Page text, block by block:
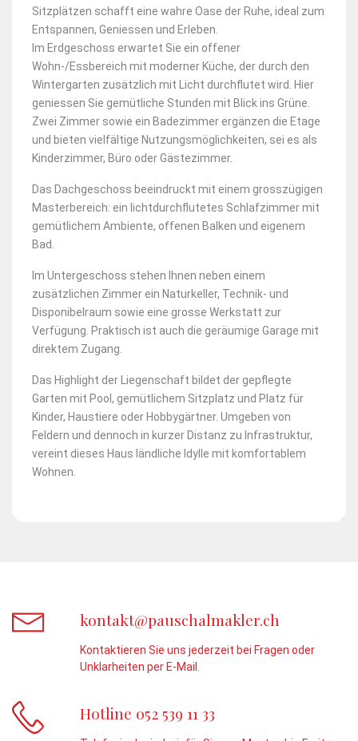
Sitzplätzen schafft eine wahre Oase der Ruhe, ideal zum
Entspannen, Geniessen und Erleben.
Im Erdgeschoss erwartet Sie ein offener
Wohn-/Essbereich mit moderner Küche, der durch den
Wintergarten zusätzlich mit Licht durchflutet wird. Hier
geniessen Sie gemütliche Stunden mit Blick ins Grüne.
Zwei Zimmer sowie ein Badezimmer ergänzen die Etage
und bieten vielfältige Nutzungsmöglichkeiten, sei es als
Kinderzimmer, Büro oder Gästezimmer.
Das Dachgeschoss beeindruckt mit einem grosszügigen
Masterbereich: ein lichtdurchflutetes Schlafzimmer mit
gemütlichem Ambiente, offenen Balken und eigenem
Bad.
Im Untergeschoss stehen Ihnen neben einem
zusätzlichen Zimmer ein Naturkeller, Technik- und
Disponibelraum sowie eine grosse Werkstatt zur
Verfügung. Praktisch ist auch die geräumige Garage mit
direktem Zugang.
Das Highlight der Liegenschaft bildet der gepflegte
Garten mit Pool, gemütlichem Sitzplatz und Platz für
Kinder, Haustiere oder Hobbygärtner. Umgeben von
Feldern und dennoch in kurzer Distanz zu Infrastruktur,
vereint dieses Haus ländliche Idylle mit komfortablem
Wohnen.
kontakt@pauschalmakler.ch
Kontaktieren Sie uns jederzeit bei Fragen oder
Unklarheiten per E-Mail.
Hotline 052 539 11 33